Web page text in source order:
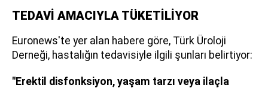
TEDAVİ AMACIYLA TÜKETİLİYOR
Euronews'te yer alan habere göre, Türk Üroloji
Derneği, hastalığın tedavisiyle ilgili şunları belirtiyor:
"Erektil disfonksiyon, yaşam tarzı veya ilaçla